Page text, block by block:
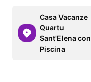
Casa Vacanze
Quartu
Sant'Elena con
Piscina